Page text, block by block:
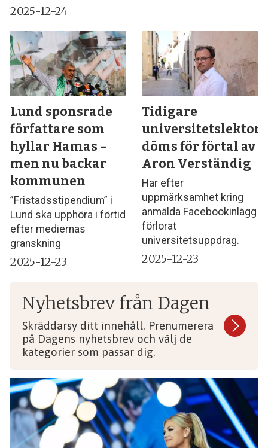
2025-12-24
Lund sponsrade
författare som
hyllar Hamas –
men nu backar
kommunen
”Fristadsstipendium” i
Lund ska upphöra i förtid
efter mediernas
granskning
2025-12-23
Tidigare
universitetslektor
döms för förtal av
Aron Verständig
Har efter
uppmärksamhet kring
anmälda Facebookinlägg
förlorat
universitetsuppdrag.
2025-12-23
Nyhetsbrev från Dagen
Skräddarsy ditt innehåll. Prenumerera
på Dagens nyhetsbrev och välj de
kategorier som passar dig.